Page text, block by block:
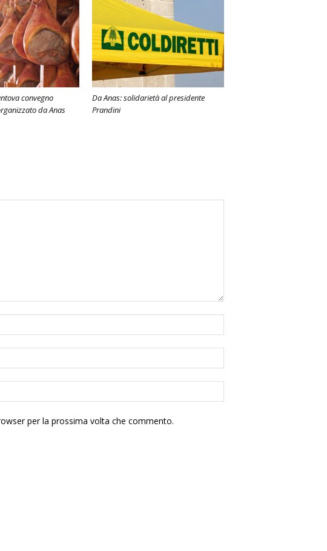
convegno
da Anas
Da Anas: solidarietà al presidente
Prandini
per la prossima volta che commento.